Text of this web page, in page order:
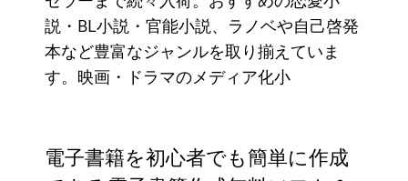
説・BL小説・官能小説、ラノベや自己啓発
本など豊富なジャンルを取り揃えていま
す。映画・ドラマのメディア化小
電子書籍を初心者でも簡単に作成